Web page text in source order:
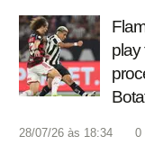
play
28/07/26 às 18:34 0